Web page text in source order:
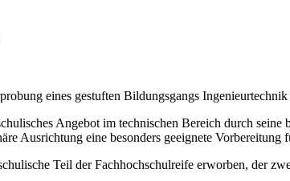
eines gestuften Bildungsgangs
Angebot im technischen Bereich durch
Ausrichtung eine besonders geeignete
Teil der Fachhochschulreife erworben, der